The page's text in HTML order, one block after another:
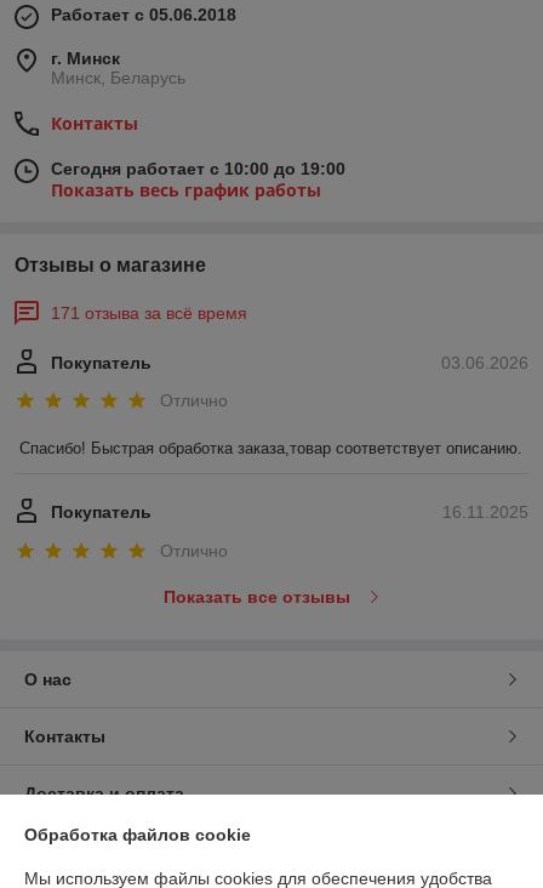
Работает с 05.06.2018
г. Минск
Минск, Беларусь
Контакты
Сегодня работает с 10:00 до 19:00
Показать весь график работы
Отзывы о магазине
171 отзыва за всё время
03.06.2026
Покупатель
Отлично
Спасибо! Быстрая обработка заказа,товар соответствует описанию.
16.11.2025
Покупатель
Отлично
Показать все отзывы
О нас
Контакты
Доставка и оплата
График работы
Обработка файлов cookie
Мы используем файлы cookies для обеспечения удобства